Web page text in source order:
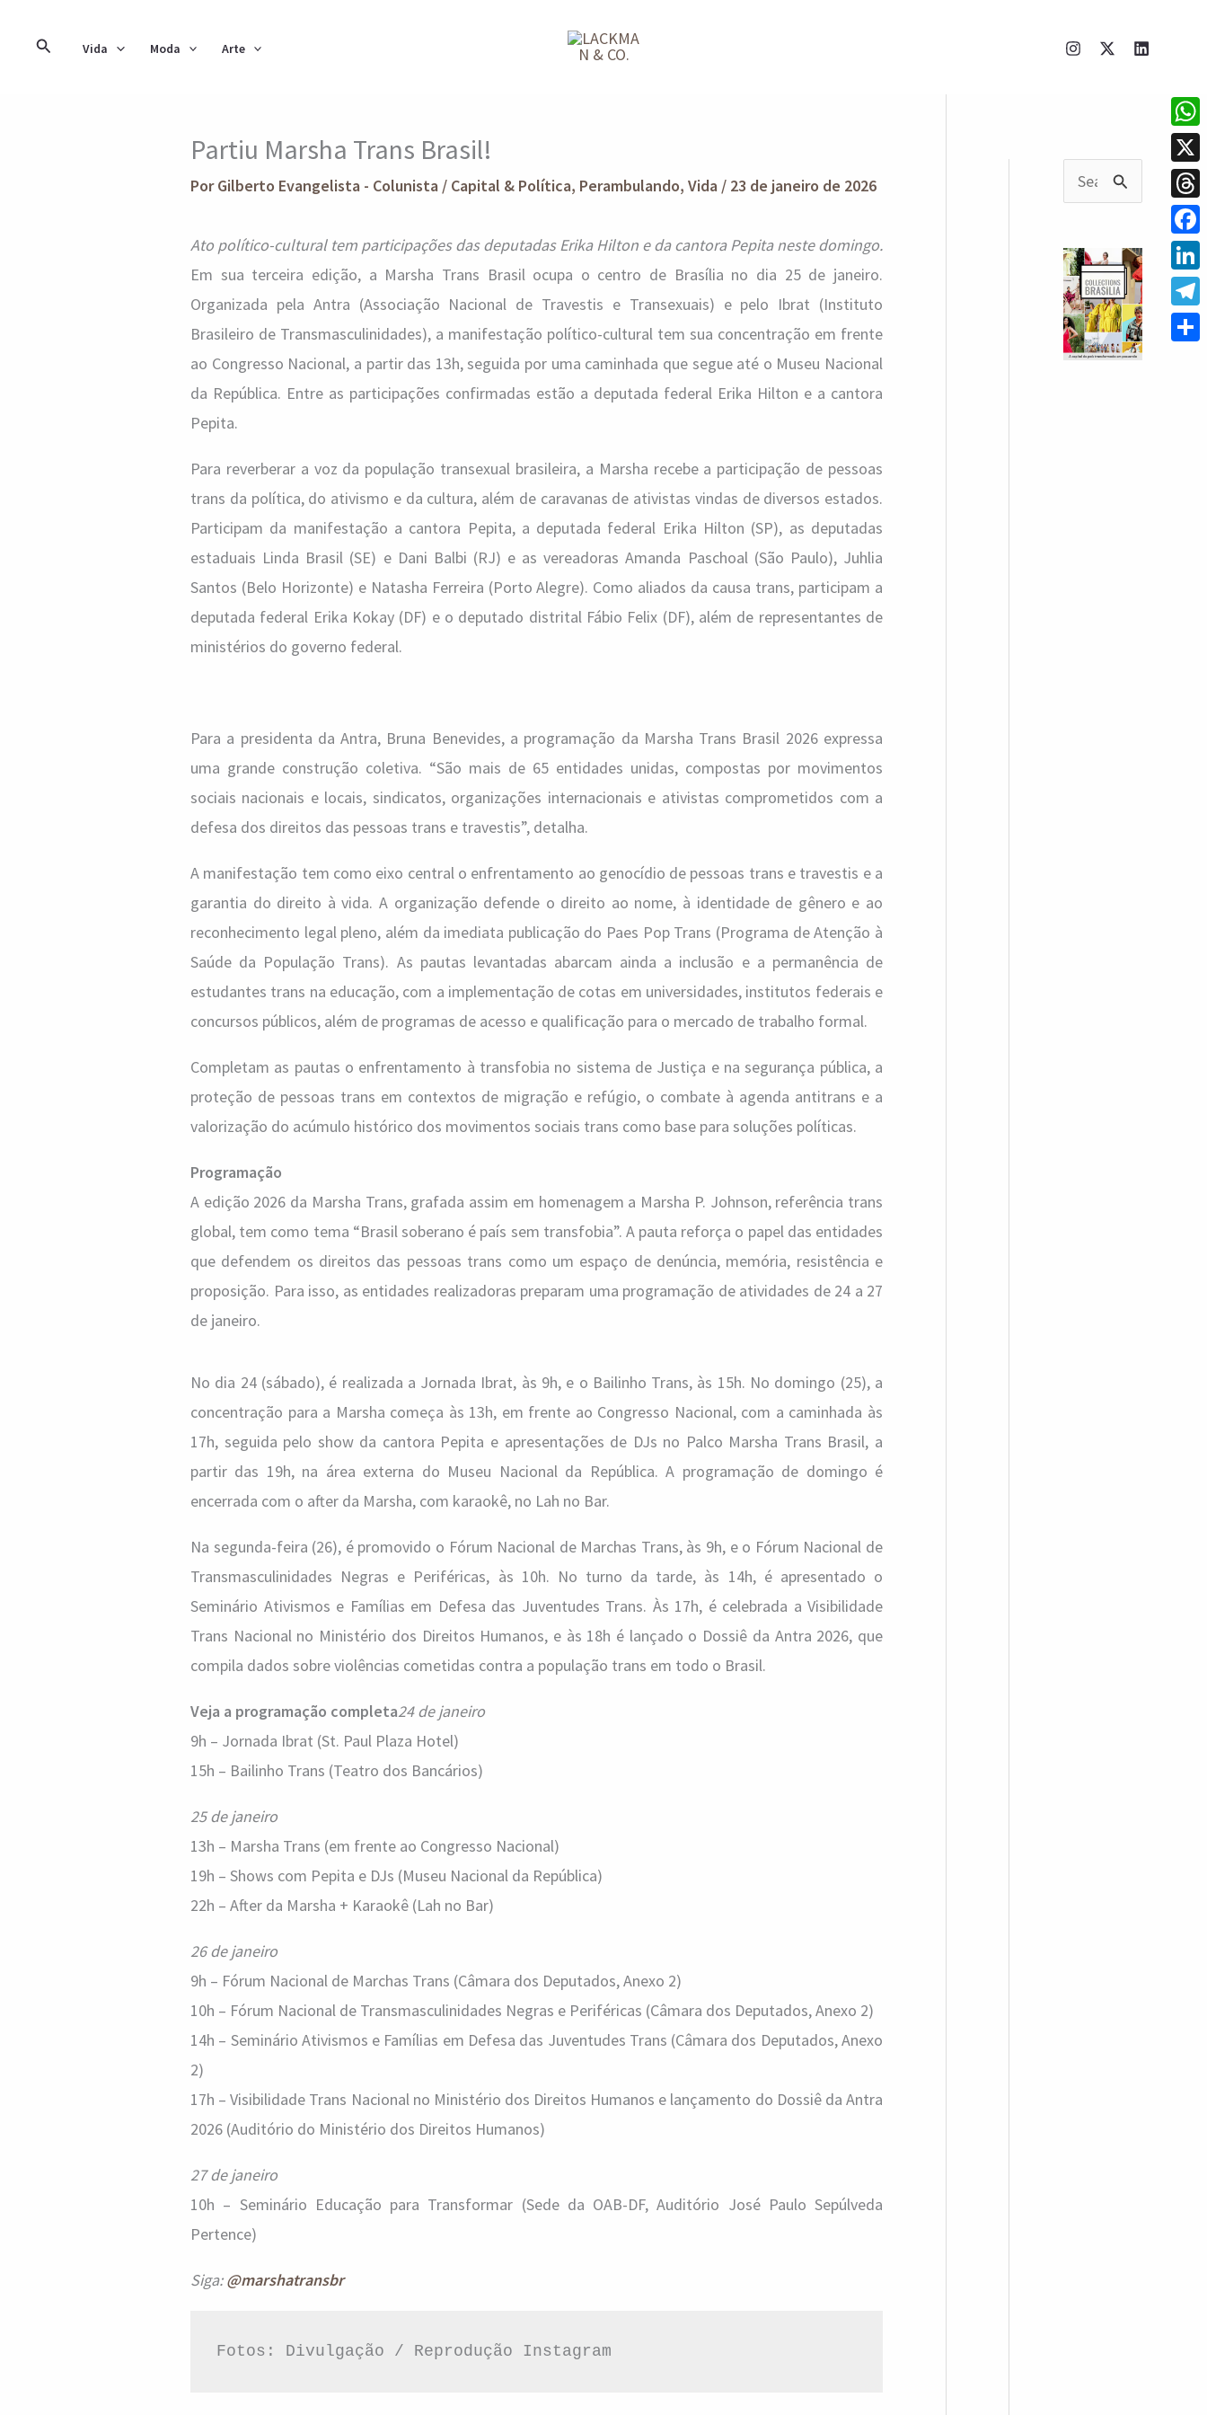
Pesquisar
Vida Moda Arte
Partiu Marsha Trans Brasil!
PorGilberto Evangelista - Colunista / Capital & Política, Perambulando, Vida / 23 de janeiro de 2026
Ato político-cultural tem participações das deputadas Erika Hilton e da cantora Pepita neste domingo.
Em sua terceira edição, a Marsha Trans Brasil ocupa o centro de Brasília no dia 25 de janeiro.
Organizada pela Antra (Associação Nacional de Travestis e Transexuais) e pelo Ibrat (Instituto
Brasileiro de Transmasculinidades), a manifestação político-cultural tem sua concentração em frente
ao Congresso Nacional, a partir das 13h, seguida por uma caminhada que segue até o Museu Nacional
da República. Entre as participações confirmadas estão a deputada federal Erika Hilton e a cantora
Pepita.
Para reverberar a voz da população transexual brasileira, a Marsha recebe a participação de pessoas
trans da política, do ativismo e da cultura, além de caravanas de ativistas vindas de diversos estados.
Participam da manifestação a cantora Pepita, a deputada federal Erika Hilton (SP), as deputadas
estaduais Linda Brasil (SE) e Dani Balbi (RJ) e as vereadoras Amanda Paschoal (São Paulo), Juhlia
Santos (Belo Horizonte) e Natasha Ferreira (Porto Alegre). Como aliados da causa trans, participam a
deputada federal Erika Kokay (DF) e o deputado distrital Fábio Felix (DF), além de representantes de
ministérios do governo federal.
Para a presidenta da Antra, Bruna Benevides, a programação da Marsha Trans Brasil 2026 expressa
uma grande construção coletiva. “São mais de 65 entidades unidas, compostas por movimentos
sociais nacionais e locais, sindicatos, organizações internacionais e ativistas comprometidos com a
defesa dos direitos das pessoas trans e travestis”, detalha.
A manifestação tem como eixo central o enfrentamento ao genocídio de pessoas trans e travestis e a
garantia do direito à vida. A organização defende o direito ao nome, à identidade de gênero e ao
reconhecimento legal pleno, além da imediata publicação do Paes Pop Trans (Programa de Atenção à
Saúde da População Trans). As pautas levantadas abarcam ainda a inclusão e a permanência de
estudantes trans na educação, com a implementação de cotas em universidades, institutos federais e
concursos públicos, além de programas de acesso e qualificação para o mercado de trabalho formal.
Completam as pautas o enfrentamento à transfobia no sistema de Justiça e na segurança pública, a
proteção de pessoas trans em contextos de migração e refúgio, o combate à agenda antitrans e a
valorização do acúmulo histórico dos movimentos sociais trans como base para soluções políticas.
Programação
A edição 2026 da Marsha Trans, grafada assim em homenagem a Marsha P. Johnson, referência trans
global, tem como tema “Brasil soberano é país sem transfobia”. A pauta reforça o papel das entidades
que defendem os direitos das pessoas trans como um espaço de denúncia, memória, resistência e
proposição. Para isso, as entidades realizadoras preparam uma programação de atividades de 24 a 27
de janeiro.
No dia 24 (sábado), é realizada a Jornada Ibrat, às 9h, e o Bailinho Trans, às 15h. No domingo (25), a
concentração para a Marsha começa às 13h, em frente ao Congresso Nacional, com a caminhada às
17h, seguida pelo show da cantora Pepita e apresentações de DJs no Palco Marsha Trans Brasil, a
partir das 19h, na área externa do Museu Nacional da República. A programação de domingo é
encerrada com o after da Marsha, com karaokê, no Lah no Bar.
Na segunda-feira (26), é promovido o Fórum Nacional de Marchas Trans, às 9h, e o Fórum Nacional de
Transmasculinidades Negras e Periféricas, às 10h. No turno da tarde, às 14h, é apresentado o
Seminário Ativismos e Famílias em Defesa das Juventudes Trans. Às 17h, é celebrada a Visibilidade
Trans Nacional no Ministério dos Direitos Humanos, e às 18h é lançado o Dossiê da Antra 2026, que
compila dados sobre violências cometidas contra a população trans em todo o Brasil.
Veja a programação completa24 de janeiro
9h – Jornada Ibrat (St. Paul Plaza Hotel)
15h – Bailinho Trans (Teatro dos Bancários)
25 de janeiro
13h – Marsha Trans (em frente ao Congresso Nacional)
19h – Shows com Pepita e DJs (Museu Nacional da República)
22h – After da Marsha + Karaokê (Lah no Bar)
26 de janeiro
9h – Fórum Nacional de Marchas Trans (Câmara dos Deputados, Anexo 2)
10h – Fórum Nacional de Transmasculinidades Negras e Periféricas (Câmara dos Deputados, Anexo 2)
14h – Seminário Ativismos e Famílias em Defesa das Juventudes Trans (Câmara dos Deputados, Anexo
2)
17h – Visibilidade Trans Nacional no Ministério dos Direitos Humanos e lançamento do Dossiê da Antra
2026 (Auditório do Ministério dos Direitos Humanos)
27 de janeiro
10h – Seminário Educação para Transformar (Sede da OAB-DF, Auditório José Paulo Sepúlveda
Pertence)
Siga:@marshatransbr
Fotos: Divulgação / Reprodução Instagram
s
q
u
i
X